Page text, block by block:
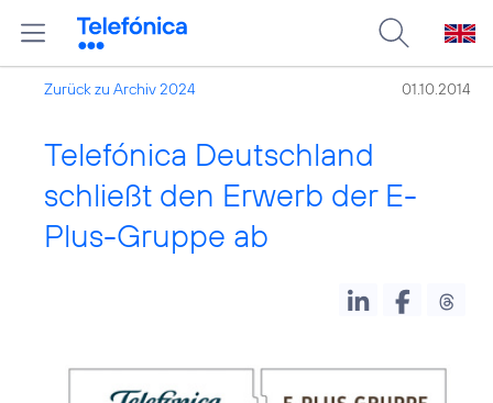
Zurück zu Archiv 2024 01.10.2014
Telefónica Deutschland
schließt den Erwerb der E-
Plus-Gruppe ab